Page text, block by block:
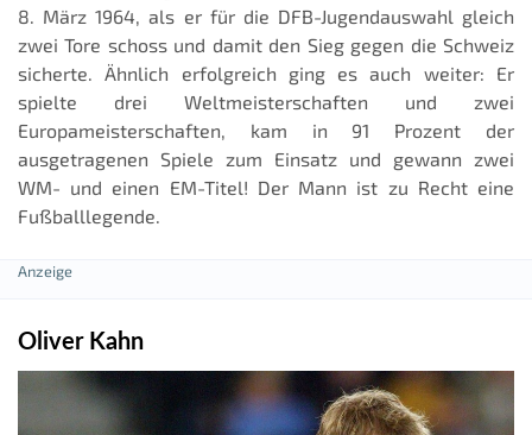
8. März 1964, als er für die DFB-Jugendauswahl gleich
zwei Tore schoss und damit den Sieg gegen die Schweiz
sicherte. Ähnlich erfolgreich ging es auch weiter: Er
spielte drei Weltmeisterschaften und zwei
Europameisterschaften, kam in 91 Prozent der
ausgetragenen Spiele zum Einsatz und gewann zwei
WM- und einen EM-Titel! Der Mann ist zu Recht eine
Fußballlegende.
Oliver Kahn